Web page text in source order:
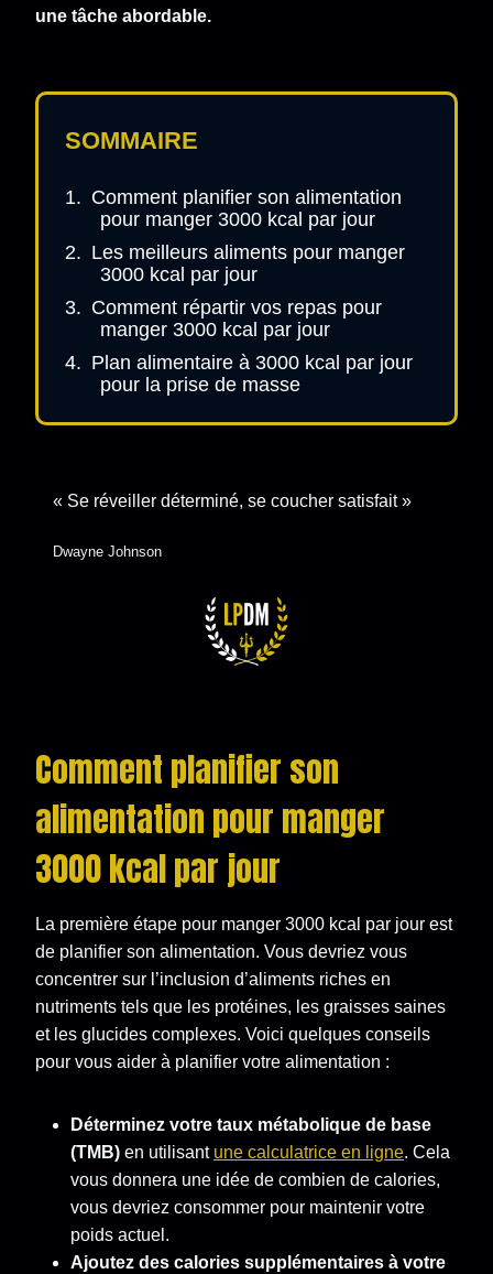
une tâche abordable.
SOMMAIRE
Comment planifier son alimentation
pour manger 3000 kcal par jour
Les meilleurs aliments pour manger
3000 kcal par jour
Comment répartir vos repas pour
manger 3000 kcal par jour
Plan alimentaire à 3000 kcal par jour
pour la prise de masse
« Se réveiller déterminé, se coucher satisfait »
Dwayne Johnson
Comment planifier son
alimentation pour manger
3000 kcal par jour
La première étape pour manger 3000 kcal par jour est
de planifier son alimentation. Vous devriez vous
concentrer sur l’inclusion d’aliments riches en
nutriments tels que les protéines, les graisses saines
et les glucides complexes. Voici quelques conseils
pour vous aider à planifier votre alimentation :
Déterminez votre taux métabolique de base
(TMB) en utilisant une calculatrice en ligne. Cela
vous donnera une idée de combien de calories,
vous devriez consommer pour maintenir votre
poids actuel.
Ajoutez des calories supplémentaires à votre